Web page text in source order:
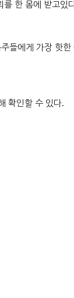
를 한 몸에 받고있
들에게 가장 핫한
확인할 수 있다.